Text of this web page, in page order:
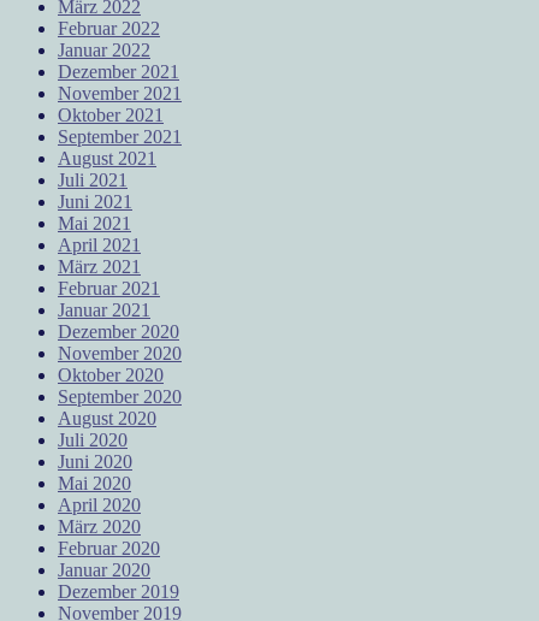
März 2022
Februar 2022
Januar 2022
Dezember 2021
November 2021
Oktober 2021
September 2021
August 2021
Juli 2021
Juni 2021
Mai 2021
April 2021
März 2021
Februar 2021
Januar 2021
Dezember 2020
November 2020
Oktober 2020
September 2020
August 2020
Juli 2020
Juni 2020
Mai 2020
April 2020
März 2020
Februar 2020
Januar 2020
Dezember 2019
November 2019